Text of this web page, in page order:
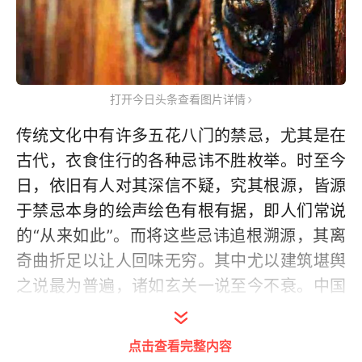
打开今日头条查看图片详情
传统文化中有许多五花八门的禁忌，尤其是在
古代，衣食住行的各种忌讳不胜枚举。时至今
日，依旧有人对其深信不疑，究其根源，皆源
于禁忌本身的绘声绘色有根有据，即人们常说
的“从来如此”。而将这些忌讳追根溯源，其离
奇曲折足以让人回味无穷。其中尤以建筑堪舆
之说最为普遍，诸如玄关一说至今不衰。中国
传统建筑中的玄关通常是指一段位于房屋正厅
与门口之间的转折空间，这在东亚文化中也同
点击查看完整内容